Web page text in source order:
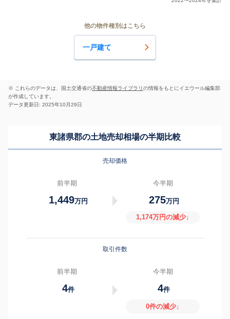
他の物件種別はこちら
一戸建て
※ これらのデータは、国土交通省の不動産情報ライブラリの情報をもとにイエウール編集部
が作成しています。
データ更新日: 2025年10月29日
東諸県郡の土地売却相場の半期比較
売却価格
前半期
1,449万円
今半期
275万円
1,174万円の減少↓
取引件数
前半期
4件
今半期
4件
0件の減少↓